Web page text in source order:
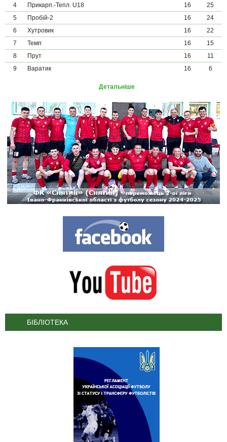
4 Прикарп.-Тепл. U18 16
25
5
Пробій-2 16
24
6
Хутровик 16
22
7
Темп 16
15
8
Прут 16
11
9
Варатик 16 6
Детальніше
БІБЛІОТЕКА